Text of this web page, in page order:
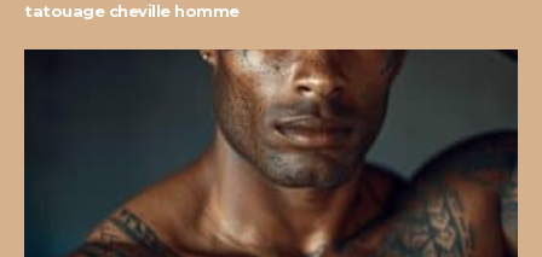
tatouage cheville homme